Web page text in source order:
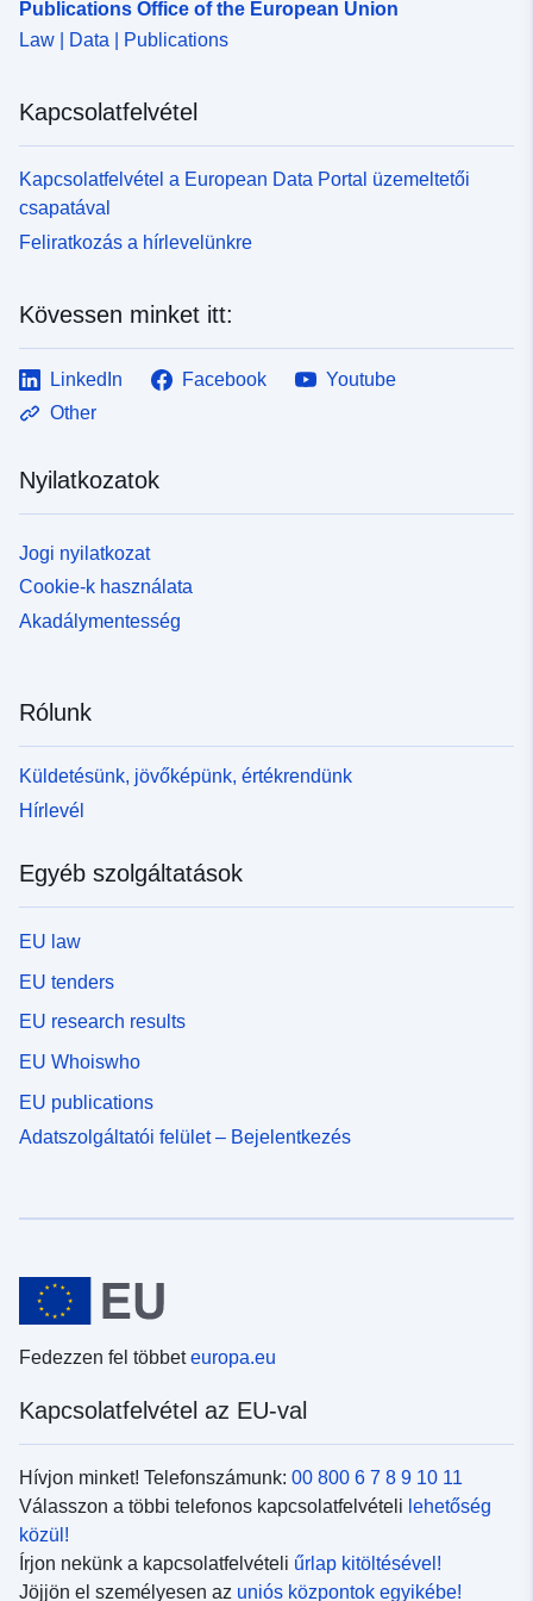
Publications Office of the European Union
Law | Data | Publications
Kapcsolatfelvétel
Kapcsolatfelvétel a European Data Portal üzemeltetői
csapatával
Feliratkozás a hírlevelünkre
Kövessen minket itt:
LinkedIn Facebook
Youtube
Other
Nyilatkozatok
Jogi nyilatkozat
Cookie-k használata
Akadálymentesség
Rólunk
Küldetésünk, jövőképünk, értékrendünk
Hírlevél
Egyéb szolgáltatások
EU law
EU tenders
EU research results
EU Whoiswho
EU publications
Adatszolgáltatói felület – Bejelentkezés
Fedezzen fel többeteuropa.eu
Kapcsolatfelvétel az EU-val
Hívjon minket! Telefonszámunk: 00 800 6 7 8 9 10 11
Válasszon a többi telefonos kapcsolatfelvételi lehetőség
közül!
Írjon nekünk a kapcsolatfelvételi űrlap kitöltésével!
Jöjjön el személyesen az uniós központok egyikébe!